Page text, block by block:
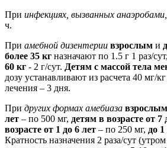
При инфекциях, вызванных анаэробами,
ч.
При амебной дизентерии взрослым и
более 35 кг назначают по 1.5 г 1 раз/
60 кг - 2 г/сут. Детям с массой тела
дозу устанавливают из расчета 40 мг/
лечения – 3 дня.
При других формах амебиаза
лет – по 500 мг, детям в возрасте от 7
возрасте от 1 до 6 лет – по 250 мг, до 1
Кратность назначения 2 раза/сут